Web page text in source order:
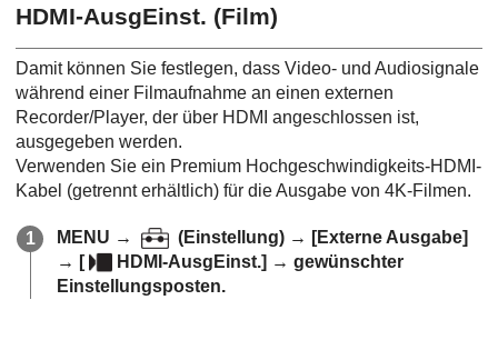
HDMI-AusgEinst. (Film)
Damit können Sie festlegen, dass Video- und Audiosignale
während einer Filmaufnahme an einen externen
Recorder/Player, der über HDMI angeschlossen ist,
ausgegeben werden.
Verwenden Sie ein Premium Hochgeschwindigkeits-HDMI-
Kabel (getrennt erhältlich) für die Ausgabe von 4K-Filmen.
MENU → (Einstellung) → [Externe Ausgabe]
→ [ HDMI-AusgEinst.] → gewünschter
Einstellungsposten.